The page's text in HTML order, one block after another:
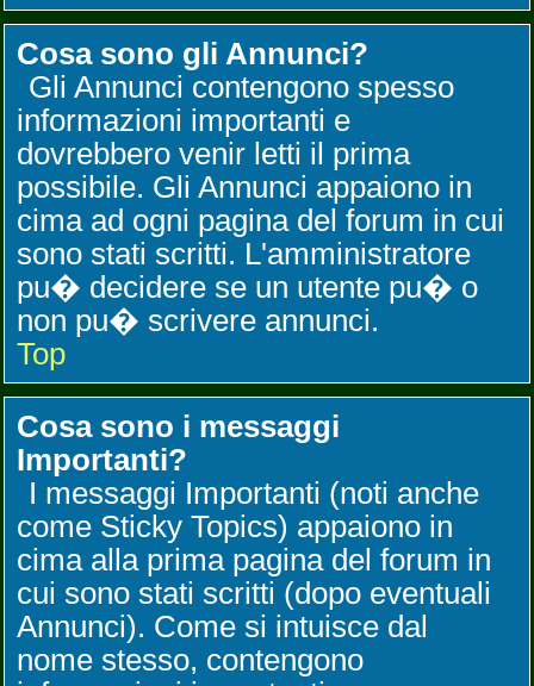
Cosa sono gli Annunci?
Gli Annunci contengono spesso
informazioni importanti e
dovrebbero venir letti il prima
possibile. Gli Annunci appaiono in
cima ad ogni pagina del forum in cui
sono stati scritti. L'amministratore
pu� decidere se un utente pu� o
non pu� scrivere annunci.
Top
Cosa sono i messaggi
Importanti?
I messaggi Importanti (noti anche
come Sticky Topics) appaiono in
cima alla prima pagina del forum in
cui sono stati scritti (dopo eventuali
Annunci). Come si intuisce dal
nome stesso, contengono